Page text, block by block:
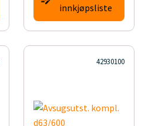
innkjøpsliste
42930100